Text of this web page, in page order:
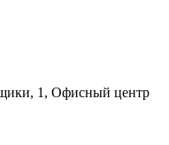
1, Офисный центр